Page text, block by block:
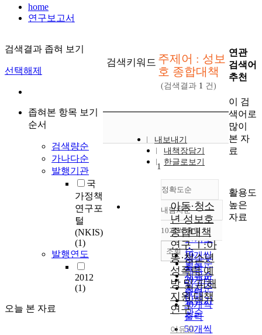
home
연구보고서
검색결과 좁혀 보기
선택해제
좁혀본 항목 보기
순서
검색량순
가나다순
발행기관
국
가정책
연구포
털
(NKIS)
(1)
발행연도
2012
(1)
오늘 본 자료
검색키워드 주제어 : 성보
호 종합대책
(검색결과 1 건)
내보내기
내책장담기
한글로보기
정확도순
정확도
순
인기도
순
연도순
제목순
저자순
발행기
관순
내림차순
내림차순
10개씩 출력
10개씩
출력
20개씩
출력
30개씩
출력
50개씩
조회
1
아동·청소
년 성보호
종합대책
연구 Ⅰ:아
동·청소년
성폭력 예
방 및 피해
지원 대책
연구
이유진
연관
검색어
추천
이 검
색어로
많이
본 자
료
활용도
높은
자료